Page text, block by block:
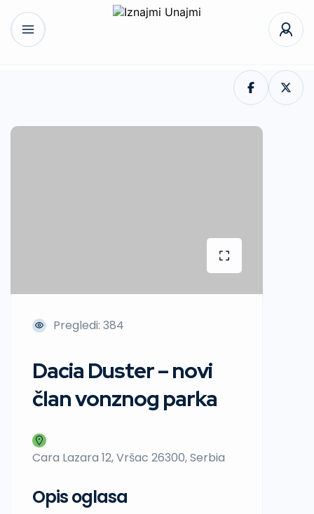
Pregledi: 384
Dacia Duster – novi
član vonznog parka
Cara Lazara 12, Vršac 26300, Serbia
Opis oglasa